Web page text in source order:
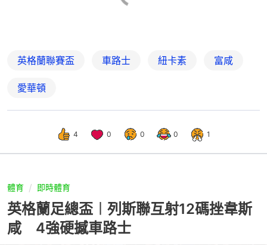
英格蘭聯賽盃 車路士 紐卡素 富咸
愛華頓
4 0 0 0 1
體育 即時體育
英格蘭足總盃︱列斯聯互射12碼挫韋斯
咸 4強硬撼車路士